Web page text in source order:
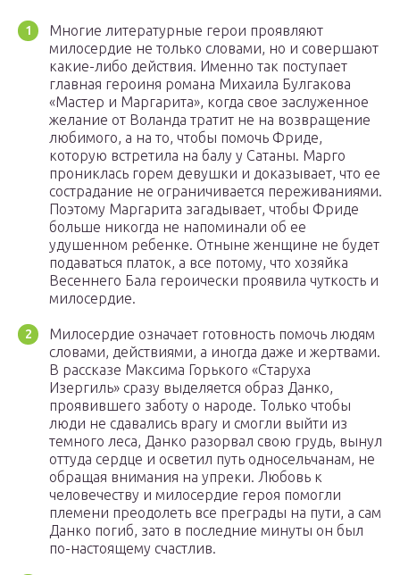
Многие литературные герои проявляют
милосердие не только словами, но и совершают
какие-либо действия. Именно так поступает
главная героиня романа Михаила Булгакова
«Мастер и Маргарита», когда свое заслуженное
желание от Воланда тратит не на возвращение
любимого, а на то, чтобы помочь Фриде,
которую встретила на балу у Сатаны. Марго
прониклась горем девушки и доказывает, что ее
сострадание не ограничивается переживаниями.
Поэтому Маргарита загадывает, чтобы Фриде
больше никогда не напоминали об ее
удушенном ребенке. Отныне женщине не будет
подаваться платок, а все потому, что хозяйка
Весеннего Бала героически проявила чуткость и
милосердие.
Милосердие означает готовность помочь людям
словами, действиями, а иногда даже и жертвами.
В рассказе Максима Горького «Старуха
Изергиль» сразу выделяется образ Данко,
проявившего заботу о народе. Только чтобы
люди не сдавались врагу и смогли выйти из
темного леса, Данко разорвал свою грудь, вынул
оттуда сердце и осветил путь односельчанам, не
обращая внимания на упреки. Любовь к
человечеству и милосердие героя помогли
племени преодолеть все преграды на пути, а сам
Данко погиб, зато в последние минуты он был
по-настоящему счастлив.